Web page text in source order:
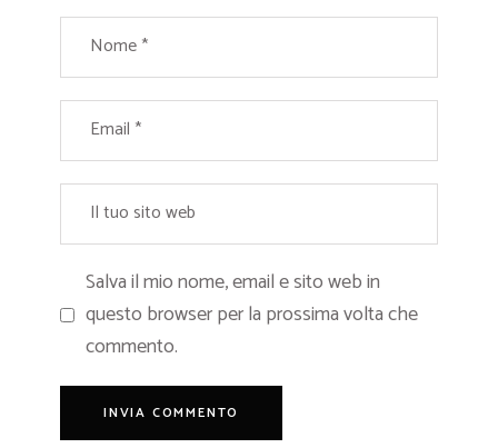
Salva il mio nome, email e sito web in
questo browser per la prossima volta che
commento.